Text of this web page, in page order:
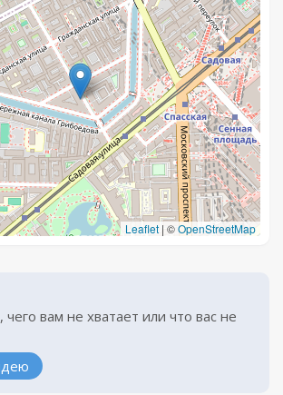
Leaflet | ©OpenStreetMap
чего вам не хватает или что вас не